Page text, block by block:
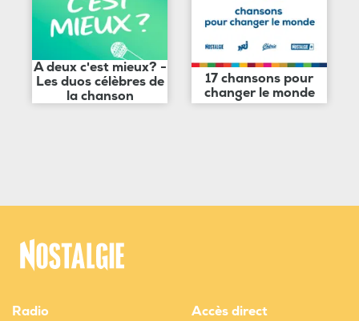
A deux c'est mieux? -
Les duos célèbres de
la chanson
17 chansons pour
changer le monde
Radio Accès direct